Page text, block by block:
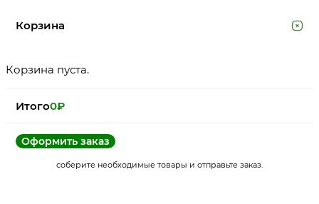
Корзина
Корзина пуста.
Итого0₽
Оформить заказ
соберите необходимые товары и отправьте заказ.